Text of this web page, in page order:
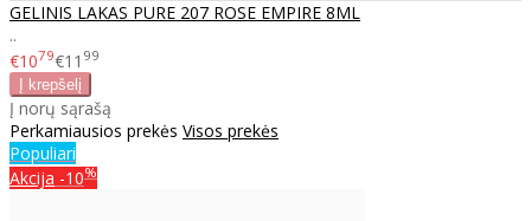
GELINIS LAKAS PURE 207 ROSE EMPIRE 8ML
..
€1079€11 99
Į norų sąrašą
Perkamiausios prekės Visos prekės
Populiari
Akcija -10%